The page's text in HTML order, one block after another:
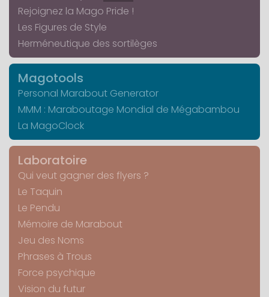
Rejoignez la Mago Pride !
Les Figures de Style
Herméneutique des sortilèges
Magotools
Personal Marabout Generator
MMM : Maraboutage Mondial de Mégabambou
La MagoClock
Laboratoire
Qui veut gagner des flyers ?
Le Taquin
Le Pendu
Mémoire de Marabout
Jeu des Noms
Phrases à Trous
Force psychique
Vision du futur